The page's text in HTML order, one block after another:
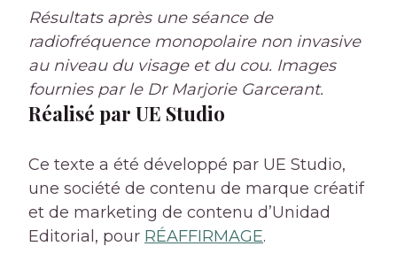
Résultats après une séance de
radiofréquence monopolaire non invasive
au niveau du visage et du cou. Images
fournies par le Dr Marjorie Garcerant.
Réalisé par UE Studio
Ce texte a été développé par UE Studio,
une société de contenu de marque créatif
et de marketing de contenu d’Unidad
Editorial, pour RÉAFFIRMAGE.